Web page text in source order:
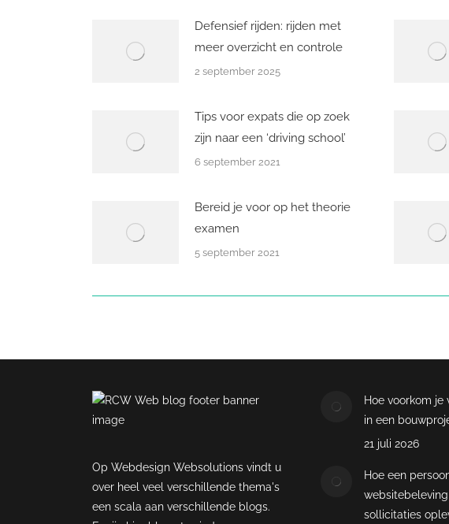
Defensief rijden: rijden met
meer overzicht en controle
2 september 2025
Tips voor expats die op zoek
zijn naar een ‘driving school’
6 september 2021
Bereid je voor op het theorie
examen
5 september 2021
Op Webdesign Websolutions vindt u
over heel veel verschillende thema's
een scala aan verschillende blogs.
Hoe voorkom je
in een
21 juli 2026
Hoe een
sollicitaties